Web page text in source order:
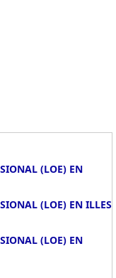
(LOE) EN
(LOE) EN ILLES
(LOE) EN